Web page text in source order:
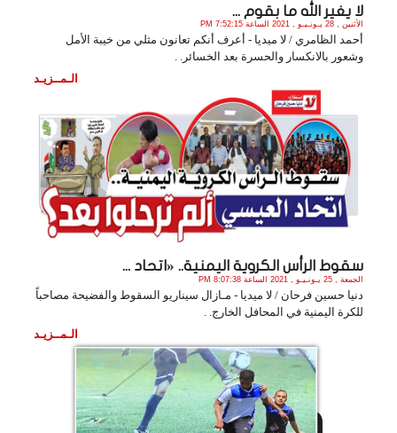
لا يغير الله ما بقوم ...
الأثنين , 28 يـونـيـو , 2021 الساعة 7:52:15 PM
أحمد الظامري / لا ميديا - أعرف أنكم تعانون مثلي من خيبة الأمل
وشعور بالانكسار والحسرة بعد الخسائر. .
الـمــزيـد
سقوط الرأس الكروية اليمنية.. «اتحاد ...
الجمعة , 25 يـونـيـو , 2021 الساعة 8:07:38 PM
دنيا حسين فرحان / لا ميديا - مـازال سيناريو السقوط والفضيحة مصاحباً
للكرة اليمنية في المحافل الخارج. .
الـمــزيـد